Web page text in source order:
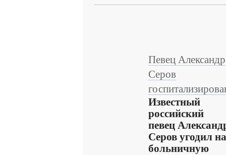
Певец Александр
Серов
Известный
российский
певец
Серов угодил на
больничную